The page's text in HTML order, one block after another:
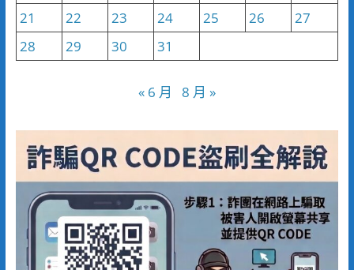
21
22 23 24 25 26
27
28
29 30 31
« 6 月 8 月 »